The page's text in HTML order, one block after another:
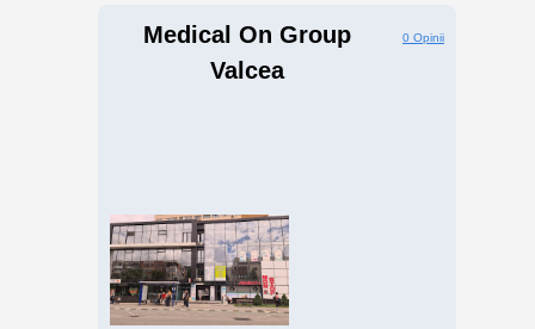
Medical On Group
Valcea
0 Opinii